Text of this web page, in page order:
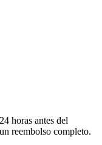
horas antes del
reembolso completo.